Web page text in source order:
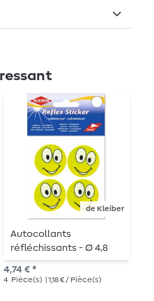
de Kleiber
Autocollants
réfléchissants - Ø 4,8
cm - 4 pièces - jaune
fluo
4,74 € *
4 Pièce(s) | 1,18 € / Pièce(s)